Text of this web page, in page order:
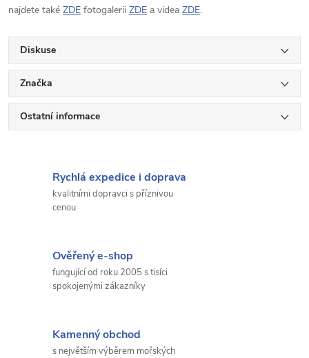
najdete také ZDE fotogalerii ZDE a videa ZDE.
Diskuse
Značka
Ostatní informace
Rychlá expedice i doprava
kvalitními dopravci s příznivou
cenou
Ověřený e-shop
fungující od roku 2005 s tisíci
spokojenými zákazníky
Kamenný obchod
s největším výběrem mořských